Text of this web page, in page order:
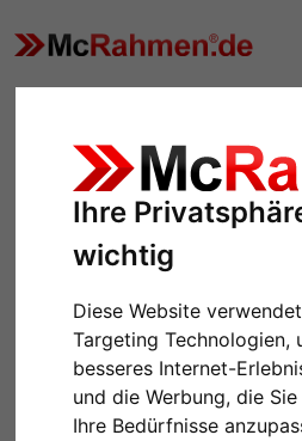
Ihre
wichtig
Diese Website
Targeting Technologien,
besseres Internet-
und die Werbung, die
Ihre Bedürfnisse
Zurück